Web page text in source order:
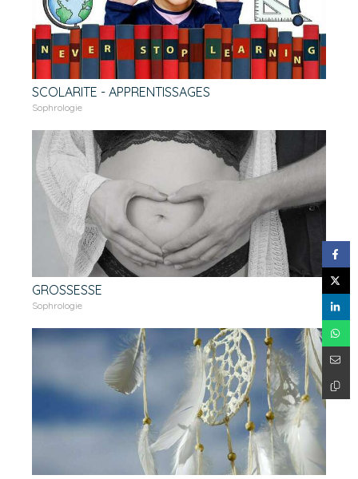
SCOLARITE - APPRENTISSAGES
Sophrologie
GROSSESSE
Sophrologie